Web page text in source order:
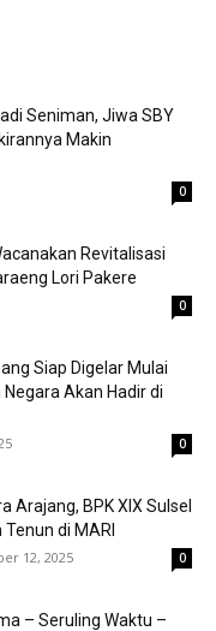
Seniman, Jiwa SBY
Makin
0
Revitalisasi
Lori Pakere
0
Siap Digelar Mulai
Akan Hadir di
0
Arajang, BPK XIX Sulsel
di MARI
12, 2025 0
– Seruling Waktu –